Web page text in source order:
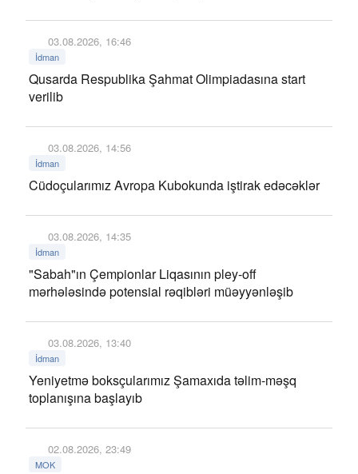
03.08.2026, 16:46
İdman
Qusarda Respublika Şahmat Olimpiadasına start
verilib
03.08.2026, 14:56
İdman
Cüdoçularımız Avropa Kubokunda iştirak edəcəklər
03.08.2026, 14:35
İdman
"Sabah"ın Çempionlar Liqasının pley-off
mərhələsində potensial rəqibləri müəyyənləşib
03.08.2026, 13:40
İdman
Yeniyetmə boksçularımız Şamaxıda təlim-məşq
toplanışına başlayıb
02.08.2026, 23:49
MOK